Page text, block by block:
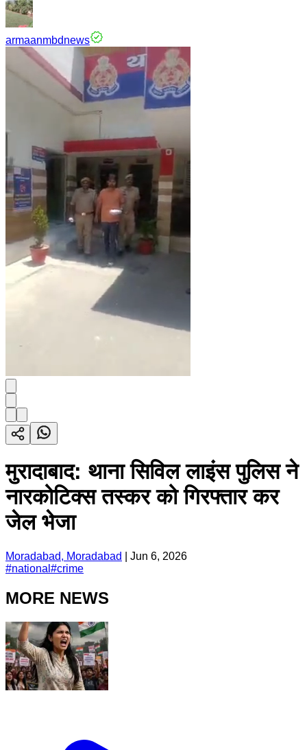
armaanmbdnews
मुरादाबाद: थाना सिविल लाइंस पुलिस ने
नारकोटिक्स तस्कर को गिरफ्तार कर
जेल भेजा
Moradabad, Moradabad
Jun 6, 2026
#national #crime
MORE NEWS